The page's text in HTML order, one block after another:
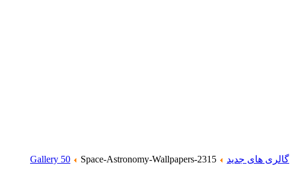
گالری های جدید Gallery 50 Space-Astronomy-Wallpapers-2315